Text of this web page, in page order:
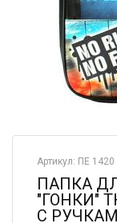
Артикул: ПЕ 1420
ПАПКА
"ГОНКИ"
С